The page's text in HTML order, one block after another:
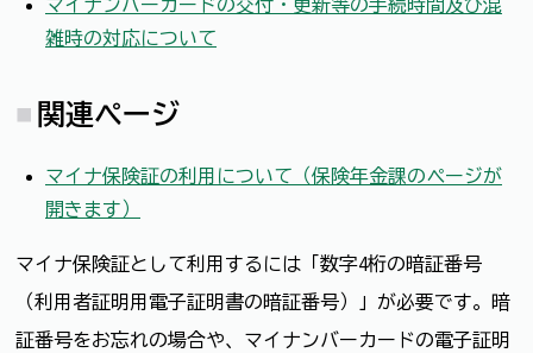
マイナンバーカードの交付・更新等の手続時間及び混
雑時の対応について
関連ページ
マイナ保険証の利用について（保険年金課のページが
開きます）
マイナ保険証として利用するには「数字4桁の暗証番号
（利用者証明用電子証明書の暗証番号）」が必要です。暗
証番号をお忘れの場合や、マイナンバーカードの電子証明